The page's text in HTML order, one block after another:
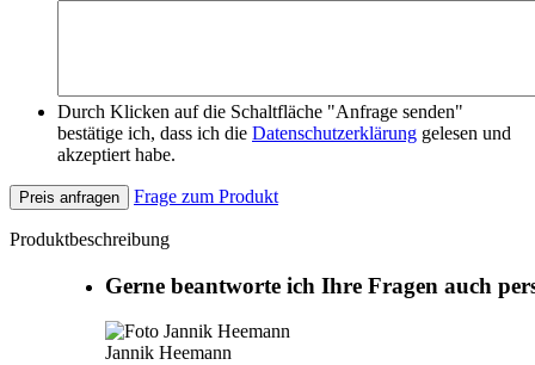
Durch Klicken auf die Schaltfläche "Anfrage senden"
bestätige ich, dass ich die Datenschutzerklärung gelesen und
akzeptiert habe.
Preis anfragen Frage zum Produkt
Produktbeschreibung
Gerne beantworte ich Ihre Fragen auch
Jannik Heemann